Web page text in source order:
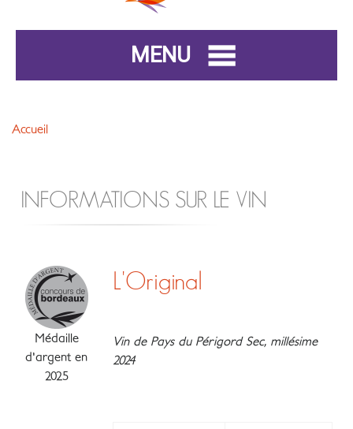
MENU
Accueil
INFORMATIONS SUR LE VIN
Médaille
d'argent en
2025
L'Original
Vin de Pays du Périgord Sec, millésime
2024